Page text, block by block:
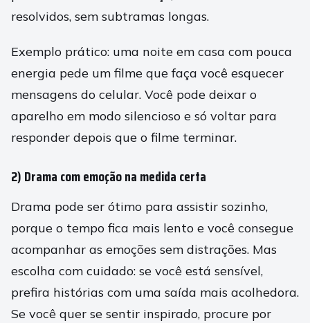
resolvidos, sem subtramas longas.
Exemplo prático: uma noite em casa com pouca
energia pede um filme que faça você esquecer
mensagens do celular. Você pode deixar o
aparelho em modo silencioso e só voltar para
responder depois que o filme terminar.
2) Drama com emoção na medida certa
Drama pode ser ótimo para assistir sozinho,
porque o tempo fica mais lento e você consegue
acompanhar as emoções sem distrações. Mas
escolha com cuidado: se você está sensível,
prefira histórias com uma saída mais acolhedora.
Se você quer se sentir inspirado, procure por